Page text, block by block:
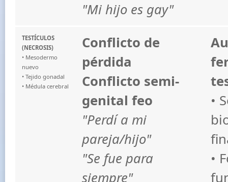
"Mi hijo es gay"
TESTÍCULOS
(NECROSIS)
• Mesodermo
nuevo
• Tejido gonadal
• Médula cerebral
Conflicto de
pérdida
Conflicto semi-
genital feo
"Perdí a mi
pareja/hijo"
"Se fue para
siempre"
•
•